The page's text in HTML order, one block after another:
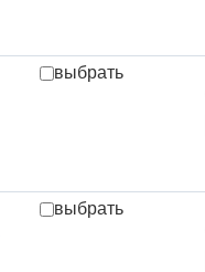
выбрать
выбрать